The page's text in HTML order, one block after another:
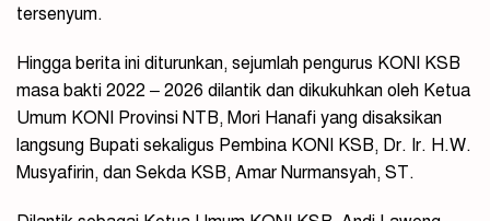
tersenyum.
Hingga berita ini diturunkan, sejumlah pengurus KONI KSB
masa bakti 2022 – 2026 dilantik dan dikukuhkan oleh Ketua
Umum KONI Provinsi NTB, Mori Hanafi yang disaksikan
langsung Bupati sekaligus Pembina KONI KSB, Dr. Ir. H.W.
Musyafirin, dan Sekda KSB, Amar Nurmansyah, ST.